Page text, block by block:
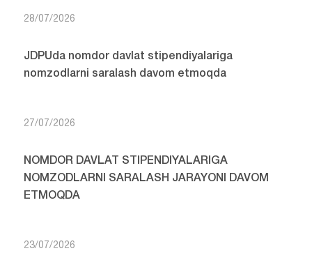
28/07/2026
JDPUda nomdor davlat stipendiyalariga
nomzodlarni saralash davom etmoqda
27/07/2026
NOMDOR DAVLAT STIPENDIYALARIGA
NOMZODLARNI SARALASH JARAYONI DAVOM
ETMOQDA
23/07/2026